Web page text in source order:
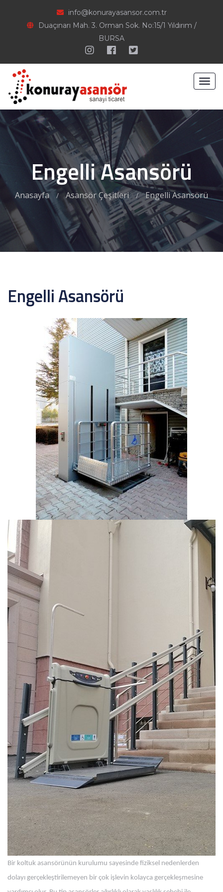
info@konurayasansor.com.tr
Duaçınarı Mah. 3. Orman Sok. No:15/1 Yıldırım /
BURSA
Engelli Asansörü
Anasayfa / Asansör Çeşitleri / Engelli Asansörü
Engelli Asansörü
Bir koltuk asansörünün kurulumu sayesinde fiziksel nedenlerden
dolayı gerçekleştirilemeyen bir çok işlevin kolayca gerçekleşmesine